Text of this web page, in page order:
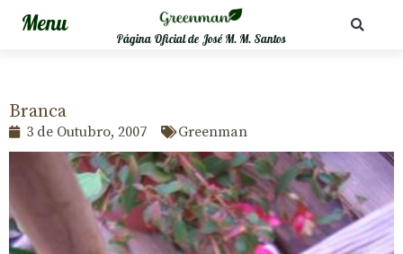
Página Oficial de José M. M. Santos
Branca
3 de Outubro, 2007 Greenman